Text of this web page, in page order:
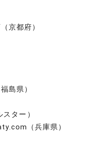
京都府）
島県）
ター）
（兵庫県）